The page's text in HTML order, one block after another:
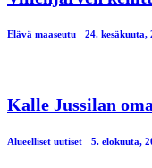
Elävä maaseutu 24. kesäkuuta,
Kalle Jussilan
Alueelliset uutiset 5. elokuuta,